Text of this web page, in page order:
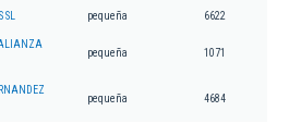
SL pequeña 6622
pequeña 1071
pequeña 4684